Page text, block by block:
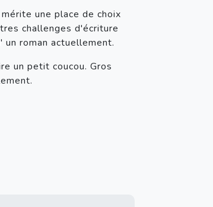
une place de choix
challenges d'écriture
roman actuellement.
un petit coucou. Gros